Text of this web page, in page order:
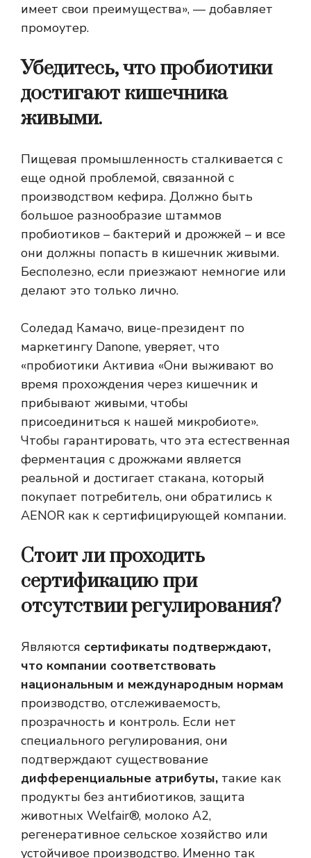
имеет свои преимущества», — добавляет
промоутер.
Убедитесь, что пробиотики
достигают кишечника
живыми.
Пищевая промышленность сталкивается с
еще одной проблемой, связанной с
производством кефира. Должно быть
большое разнообразие штаммов
пробиотиков – бактерий и дрожжей – и все
они должны попасть в кишечник живыми.
Бесполезно, если приезжают немногие или
делают это только лично.
Соледад Камачо, вице-президент по
маркетингу Danone, уверяет, что
«пробиотики Активиа «Они выживают во
время прохождения через кишечник и
прибывают живыми, чтобы
присоединиться к нашей микробиоте».
Чтобы гарантировать, что эта естественная
ферментация с дрожжами является
реальной и достигает стакана, который
покупает потребитель, они обратились к
AENOR как к сертифицирующей компании.
Стоит ли проходить
сертификацию при
отсутствии регулирования?
Являются сертификаты подтверждают,
что компании соответствовать
национальным и международным нормам
производство, отслеживаемость,
прозрачность и контроль. Если нет
специального регулирования, они
подтверждают существование
дифференциальные атрибуты, такие как
продукты без антибиотиков, защита
животных Welfair®, молоко А2,
регенеративное сельское хозяйство или
устойчивое производство. Именно так